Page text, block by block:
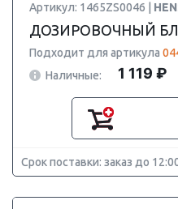
Артикул: 1465ZS0046 |
ДОЗИРОВОЧНЫЙ
Подходит для артикула
Наличные:
1 119 ₽
Срок поставки: заказ до